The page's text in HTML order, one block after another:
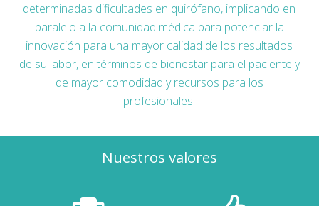
determinadas dificultades en quirófano, implicando en
paralelo a la comunidad médica para potenciar la
innovación para una mayor calidad de los resultados
de su labor, en términos de bienestar para el paciente y
de mayor comodidad y recursos para los
profesionales.
Nuestros valores